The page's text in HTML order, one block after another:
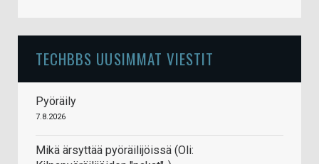
TECHBBS UUSIMMAT VIESTIT
Pyöräily
7.8.2026
Mikä ärsyttää pyöräilijöissä (Oli: